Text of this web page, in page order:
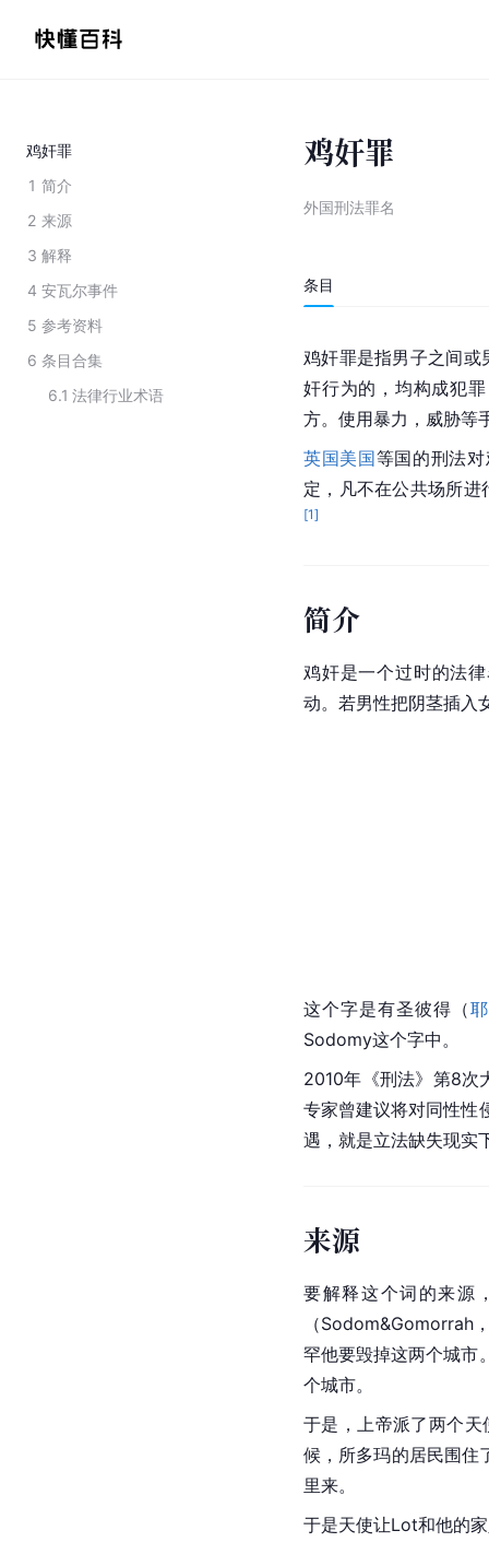
鸡奸罪
1 简介
2 来源
3 解释
4 安瓦尔事件
5 参考资料
6 条目合集
6.1 法律行业术语
鸡奸罪
外国刑法罪名
条目
鸡奸罪是指男子之间
奸行为的，均构成犯
方。使用暴力，威胁等
英国美国等国的刑法
定，凡不在公共场所
[1]
简介
鸡奸是一个过时的法
动。若男性把阴茎插入
这个字是有圣彼得（
Sodomy这个字中。
2010年《刑法》第8次
专家曾建议将对同性性
遇，就是立法缺失现
来源
要解释这个词的来源
（Sodom&Gomorrah
罕他要毁掉这两个城市
个城市。
于是，上帝派了两个
候，所多玛的居民围住
里来。
于是天使让Lot和他的